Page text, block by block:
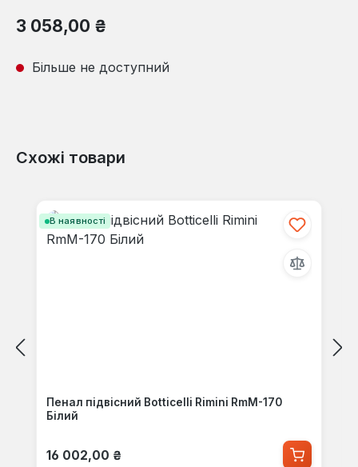
Звичайна ціна:
3 058,00 ₴
Більше не доступний
Схожі товари
В наявності
Пенал підвісний Botticelli Rimini RmМ-170
Білий
Звичайна ціна:
16 002,00 ₴